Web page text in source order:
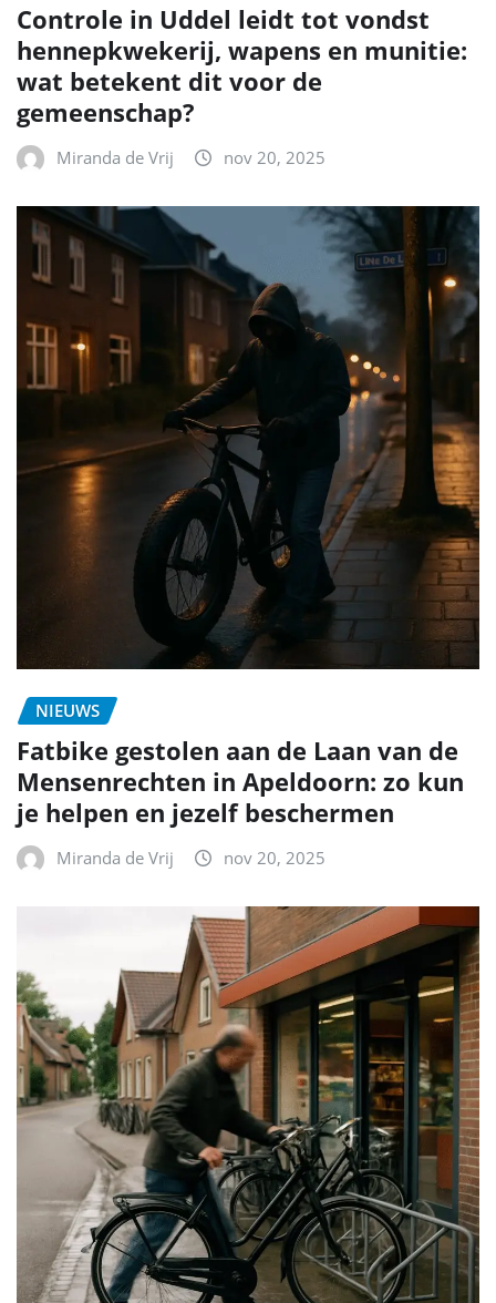
Controle in Uddel leidt tot vondst
hennepkwekerij, wapens en munitie:
wat betekent dit voor de
gemeenschap?
Miranda de Vrij nov 20, 2025
NIEUWS
Fatbike gestolen aan de Laan van de
Mensenrechten in Apeldoorn: zo kun
je helpen en jezelf beschermen
Miranda de Vrij nov 20, 2025